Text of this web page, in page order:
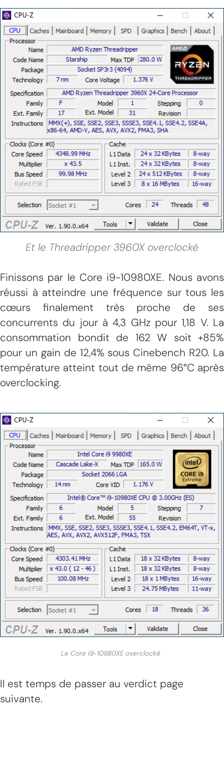
Et le Threadripper 3960X overclocké
Finissons par le Core i9-10980XE. Nous avons
réussi à atteindre une fréquence sur tous les
cœurs finalement très proche de ses
concurrents du jour à 4,3 GHz pour 1,18 V. La
consommation bondit de 162 W soit +85%
pour un gain de 12,4% sous Cinebench R20. La
température atteint tout de même 96°C après
overclocking.
Le Core i9-10980XE overclocké
Il est temps de passer au verdict page
suivante.